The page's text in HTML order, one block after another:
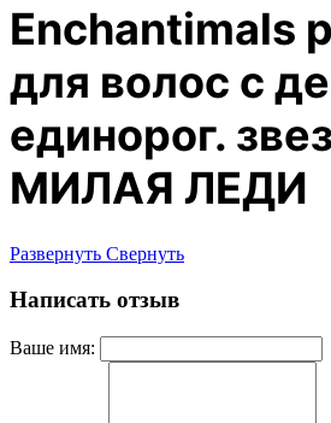
Enchantimals
для волос с
единорог.
МИЛАЯ ЛЕДИ
Развернуть Свернуть
Написать отзыв
Ваше имя: